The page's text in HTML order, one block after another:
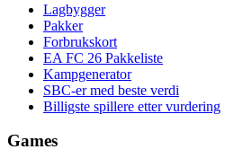
Lagbygger
Pakker
Forbrukskort
EA FC 26 Pakkeliste
Kampgenerator
SBC-er med beste verdi
Billigste spillere etter vurdering
Games